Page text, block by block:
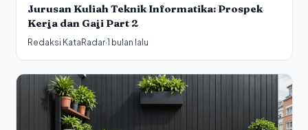
Jurusan Kuliah Teknik Informatika: Prospek
Kerja dan Gaji Part 2
Redaksi KataRadar·1 bulan lalu